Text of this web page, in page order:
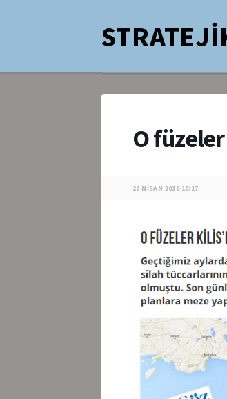
O
27 NISAN 2016 10:17